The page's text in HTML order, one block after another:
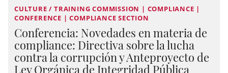
CULTURE / TRAINING COMMISSION | COMPLIANCE |
CONFERENCE | COMPLIANCE SECTION
Conferencia: Novedades en materia de
compliance: Directiva sobre la lucha
contra la corrupción y Anteproyecto de
Ley Orgánica de Integridad Pública